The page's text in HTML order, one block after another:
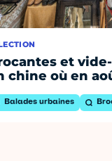
et
chine où en
Balades urbaines